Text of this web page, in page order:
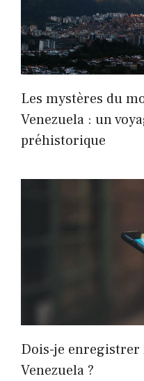
Les mystères du
Venezuela : un
préhistorique
Dois-je enregistrer
Venezuela ?